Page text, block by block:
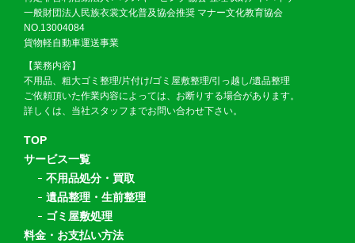
一般財団法人民族衣裳文化普及協会推奨 マナー文化教育協会
NO.13004084
貨物軽自動車運送事業
【業務内容】
不用品、粗大ゴミ整理/片付け/ゴミ屋敷整理/引っ越し/遺品整理
ご依頼頂いた作業内容によっては、お断りする場合があります。
詳しくは、当社スタッフまでお問い合わせ下さい。
TOP
サービス一覧
不用品処分・買取
遺品整理・生前整理
ゴミ屋敷処理
料金・お支払い方法